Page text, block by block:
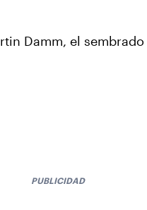
Damm, el
PUBLICIDAD